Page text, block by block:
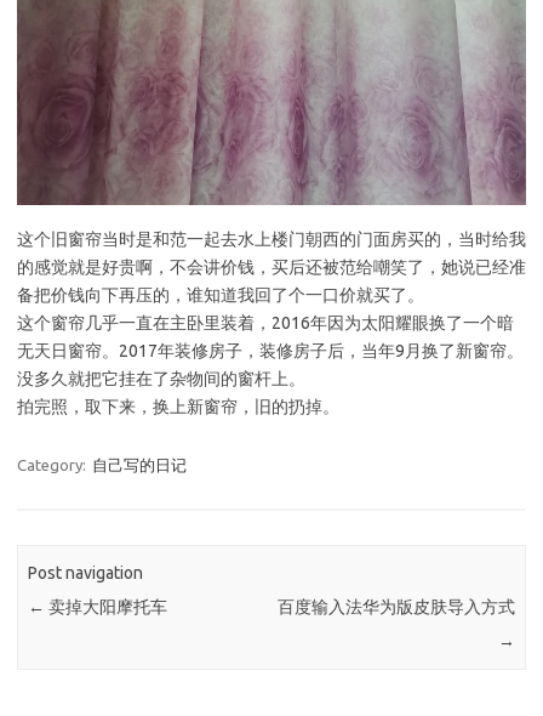
这个旧窗帘当时是和范一起去水上楼门朝西的门面房买的，当时给我
的感觉就是好贵啊，不会讲价钱，买后还被范给嘲笑了，她说已经准
备把价钱向下再压的，谁知道我回了个一口价就买了。
这个窗帘几乎一直在主卧里装着，2016年因为太阳耀眼换了一个暗
无天日窗帘。2017年装修房子，装修房子后，当年9月换了新窗帘。
没多久就把它挂在了杂物间的窗杆上。
拍完照，取下来，换上新窗帘，旧的扔掉。
Category: 自己写的日记
Post navigation
← 卖掉大阳摩托车
百度输入法华为版皮肤导入方式
→